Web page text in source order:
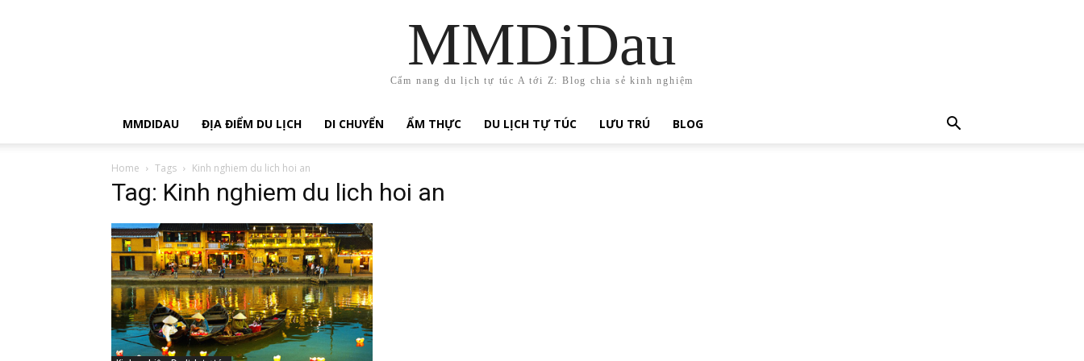
MMDiDau
Cẩm nang du lịch tự túc A tới Z: Blog chia sẻ kinh nghiệm
MMDIDAU ĐỊA ĐIỂM DU LỊCH DI CHUYỂN ẨM THỰC DU LỊCH TỰ TÚC LƯU TRÚ BLOG
Home Tags Kinh nghiem du lich hoi an
Tag: Kinh nghiem du lich hoi an